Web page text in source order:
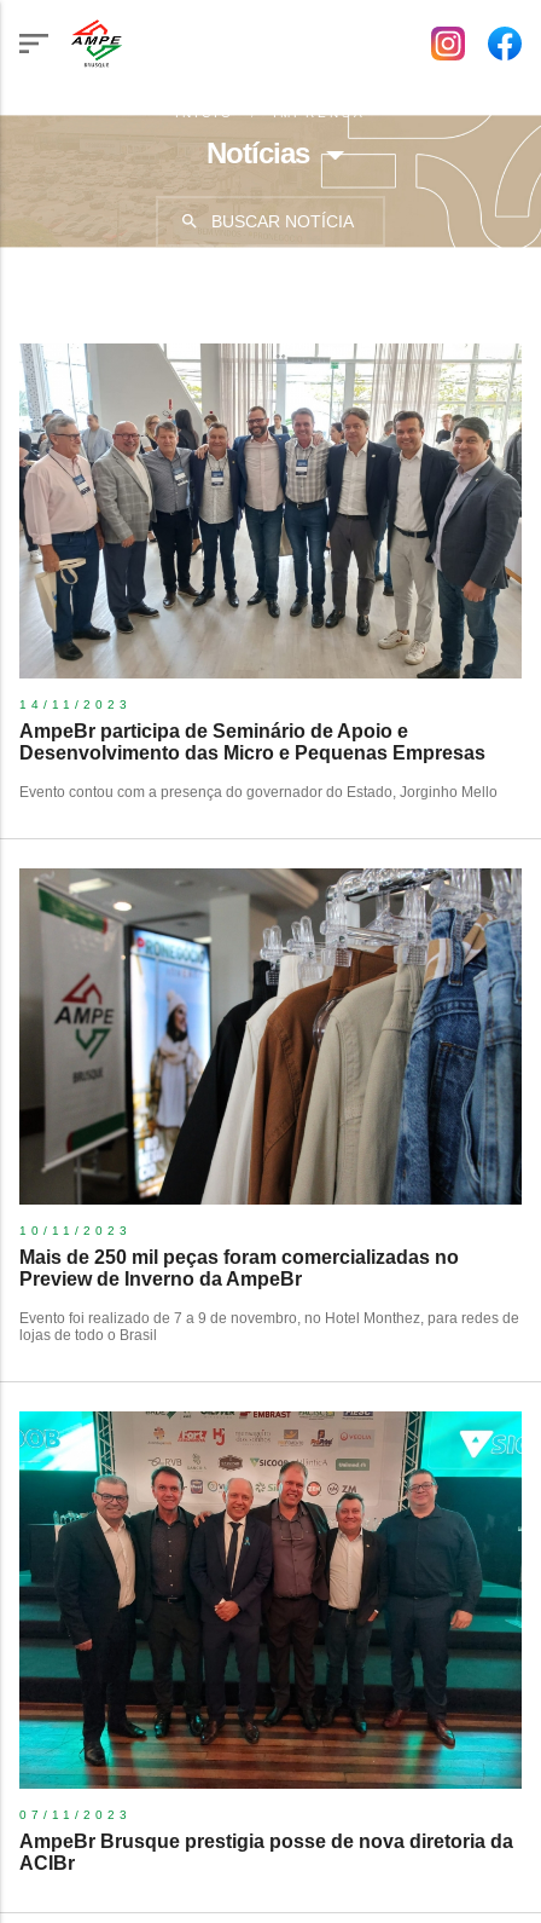
INÍCIO IMPRENSA
Notícias
BUSCAR NOTÍCIA
14/11/2023
​AmpeBr participa de Seminário de Apoio e
Desenvolvimento das Micro e Pequenas Empresas
Evento contou com a presença do governador do Estado, Jorginho Mello
10/11/2023
Mais de 250 mil peças foram comercializadas no
Preview de Inverno da AmpeBr
Evento foi realizado de 7 a 9 de novembro, no Hotel Monthez, para redes de
lojas de todo o Brasil
07/11/2023
​AmpeBr Brusque prestigia posse de nova diretoria da
ACIBr